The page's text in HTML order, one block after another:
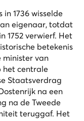
1736 wisselde
eigenaar, totdat
1752 verwierf. Het
betekenis
minister van
het centrale
Staatsverdrag
na een
na de Tweede
teruggaf. Het